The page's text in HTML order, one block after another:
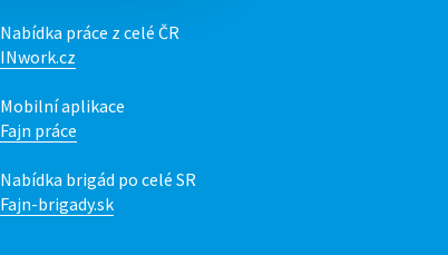
Nabídka práce z celé ČR
INwork.cz
Mobilní aplikace
Fajn práce
Nabídka brigád po celé SR
Fajn-brigady.sk